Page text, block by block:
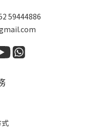
59444886